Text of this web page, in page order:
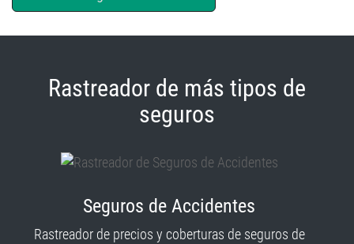
Rastreador de más tipos de
seguros
Seguros de Accidentes
Rastreador de precios y coberturas de seguros de